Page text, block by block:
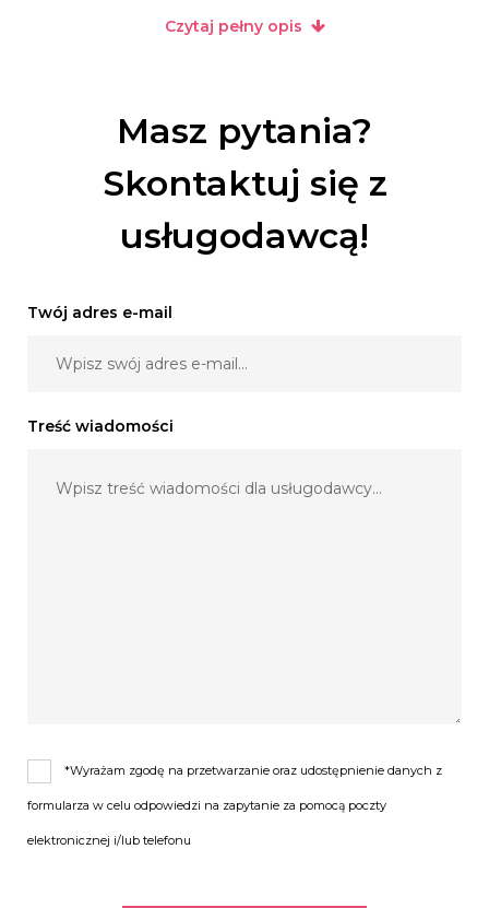
Czytaj pełny opis
Masz pytania?
Skontaktuj się z
usługodawcą!
Twój adres e-mail
Treść wiadomości
*Wyrażam zgodę na przetwarzanie oraz udostępnienie danych z
formularza w celu odpowiedzi na zapytanie za pomocą poczty
elektronicznej i/lub telefonu